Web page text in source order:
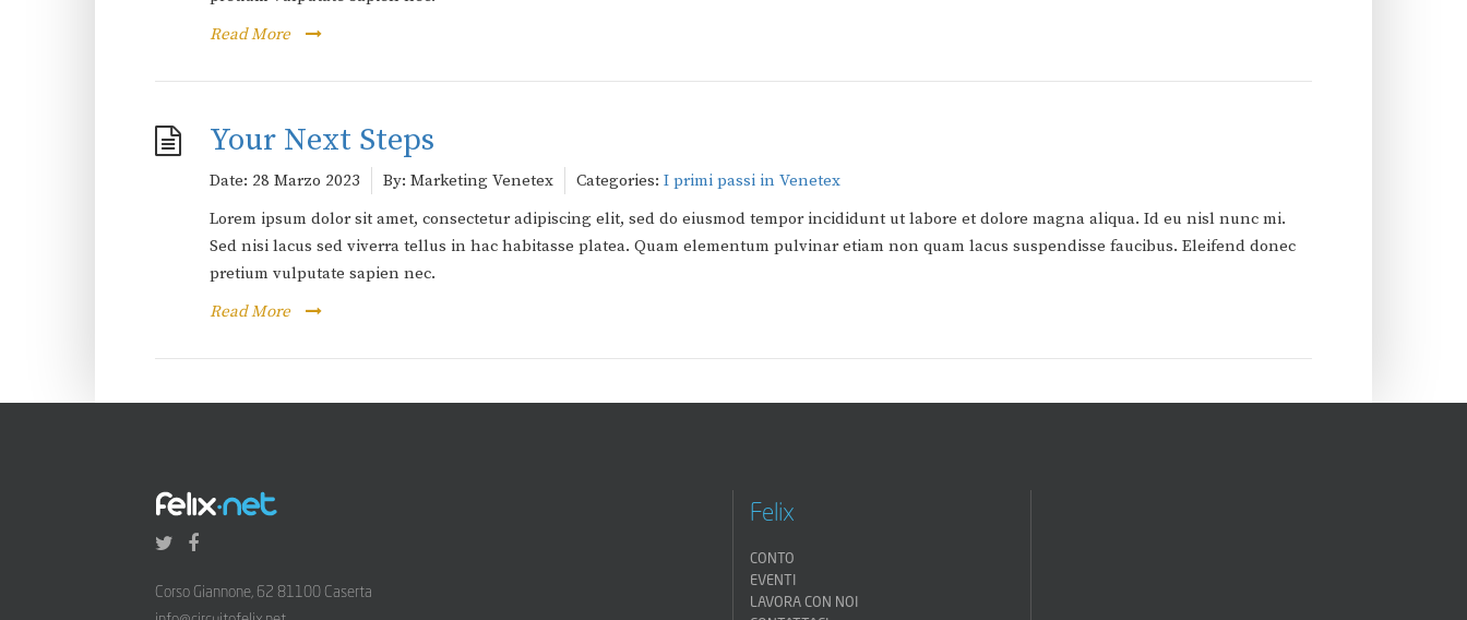
Read More
Your Next Steps
Date: 28 Marzo 2023 By: Marketing Venetex Categories: I primi passi in Venetex
Lorem ipsum dolor sit amet, consectetur adipiscing elit, sed do eiusmod tempor incididunt ut labore et dolore magna aliqua. Id eu nisl nunc mi.
Sed nisi lacus sed viverra tellus in hac habitasse platea. Quam elementum pulvinar etiam non quam lacus suspendisse faucibus. Eleifend donec
pretium vulputate sapien nec.
Read More
Corso Giannone, 62 81100 Caserta
Felix
CONTO
EVENTI
LAVORA CON NOI